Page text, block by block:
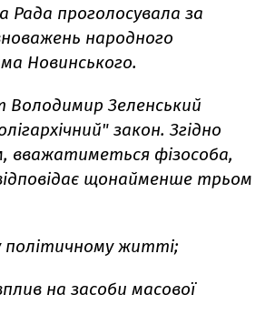
Рада проголосувала за
народного
Новинського.
Володимир Зеленський
закон. Згідно
вважатиметься фізособа,
щонайменше трьом
політичному житті;
на засоби масової